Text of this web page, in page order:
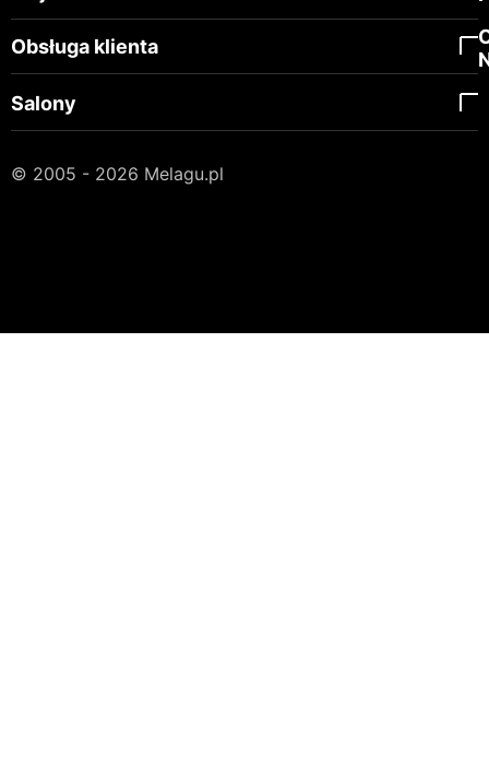
Obsługa klienta
Salony
© 2005 - 2026 Melagu.pl